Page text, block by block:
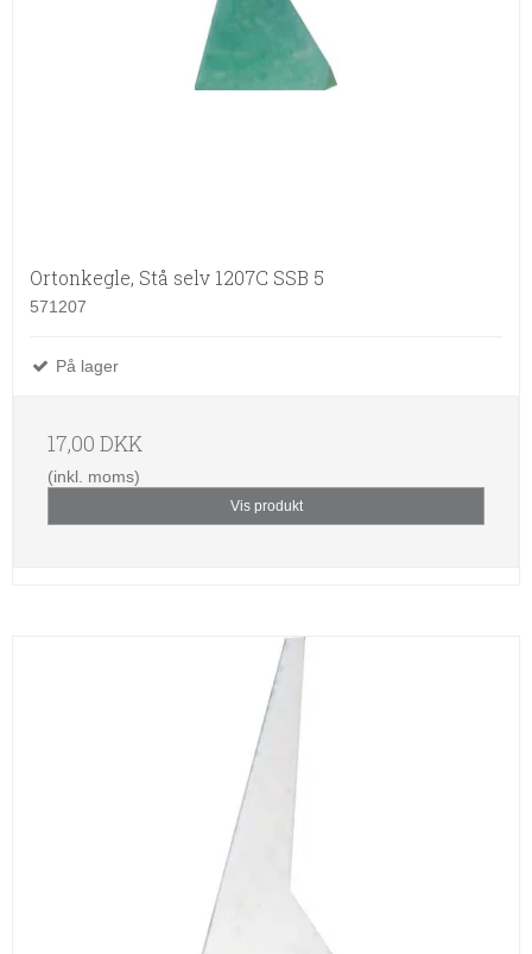
Ortonkegle, Stå selv 1207C SSB 5
571207
På lager
17,00 DKK
(inkl. moms)
Vis produkt